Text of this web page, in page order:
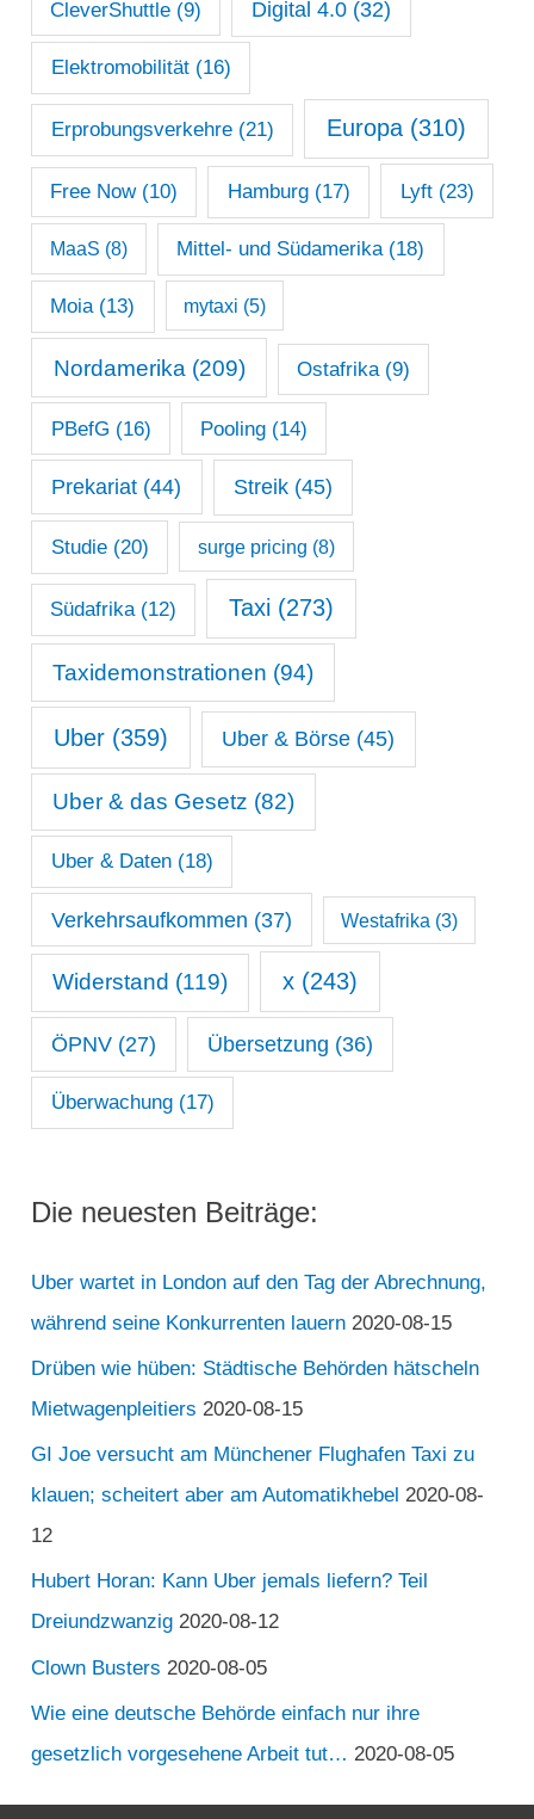
CleverShuttle (9) Digital 4.0(32)
Elektromobilität(16)
Erprobungsverkehre(21) Europa(310)
Free Now(10) Hamburg(17) Lyft(23)
MaaS (8) Mittel- und Südamerika(18)
Moia(13) mytaxi (5)
Nordamerika (209) Ostafrika (9)
PBefG (16) Pooling (14)
Prekariat (44) Streik(45)
Studie(20) surge pricing (8)
Südafrika(12) Taxi (273)
Taxidemonstrationen (94)
Uber (359) Uber & Börse (45)
Uber & das Gesetz (82)
Uber & Daten(18)
Verkehrsaufkommen (37) Westafrika (3)
Widerstand (119) x(243)
ÖPNV(27) Übersetzung (36)
Überwachung(17)
Die neuesten Beiträge:
Uber wartet in London auf den Tag der Abrechnung,
während seine Konkurrenten lauern 2020-08-15
Drüben wie hüben: Städtische Behörden hätscheln
Mietwagenpleitiers 2020-08-15
GI Joe versucht am Münchener Flughafen Taxi zu
klauen; scheitert aber am Automatikhebel 2020-08-
12
Hubert Horan: Kann Uber jemals liefern? Teil
Dreiundzwanzig 2020-08-12
Clown Busters 2020-08-05
Wie eine deutsche Behörde einfach nur ihre
gesetzlich vorgesehene Arbeit tut… 2020-08-05